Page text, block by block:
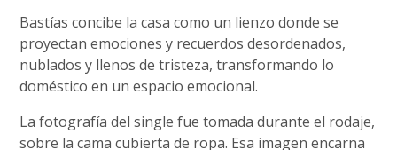
Bastías concibe la casa como un lienzo donde se
proyectan emociones y recuerdos desordenados,
nublados y llenos de tristeza, transformando lo
doméstico en un espacio emocional.
La fotografía del single fue tomada durante el rodaje,
sobre la cama cubierta de ropa. Esa imagen encarna